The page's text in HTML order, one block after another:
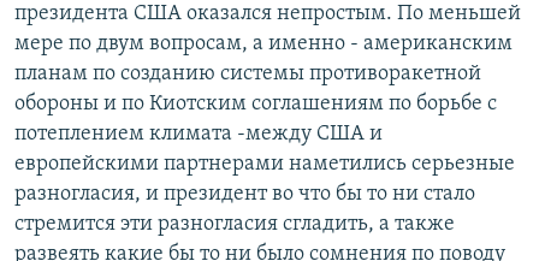
президента США оказался непростым. По меньшей
мере по двум вопросам, а именно - американским
планам по созданию системы противоракетной
обороны и по Киотским соглашениям по борьбе с
потеплением климата -между США и
европейскими партнерами наметились серьезные
разногласия, и президент во что бы то ни стало
стремится эти разногласия сгладить, а также
развеять какие бы то ни было сомнения по поводу